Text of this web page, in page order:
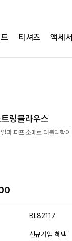
티셔츠 액세
링블라우스
과 퍼프 소매로 러블리함
BL82117
신규가입 혜택